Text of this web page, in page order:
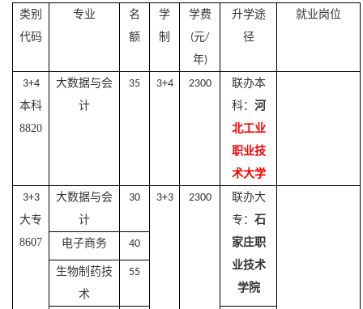
类别
代码
专业
名
额
学
制
学费
(元/
年)
升学途
径
就业岗位
3+4
本科
8820
大数据与会
计
35 3+4 2300 联办本
科： 河
北工业
职业技
术大学
3+3
大专
8607
大数据与会
计
30 3+3 2300
联办大
专： 石
家庄职
业技术
学院
电子商务 40
生物制药技
术
55